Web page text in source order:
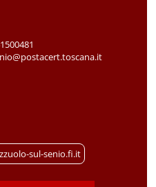
sul-senio.fi.it